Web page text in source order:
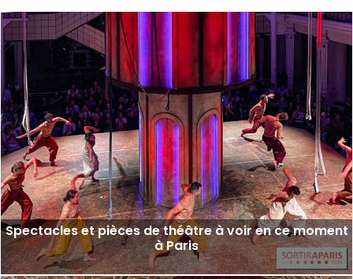
Spectacles et pièces de théâtre à voir en ce moment
à Paris